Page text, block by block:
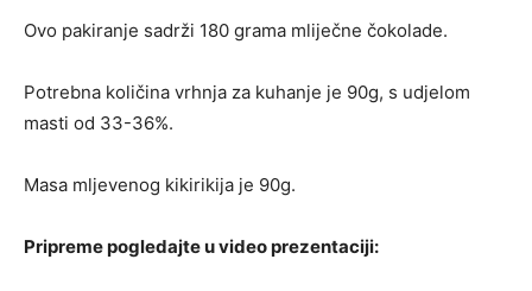
Ovo pakiranje sadrži 180 grama mliječne čokolade.
Potrebna količina vrhnja za kuhanje je 90g, s udjelom
masti od 33-36%.
Masa mljevenog kikirikija je 90g.
Pripreme pogledajte u video prezentaciji: